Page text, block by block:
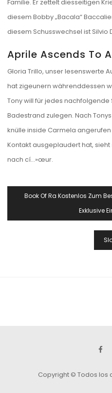
Familie. Er zettelt diesseitigen
diesem Bobby „Bacala“
diesem Schusswechsel ist Silvio
Aprile Ascends To
Gloria Trillo, unser lesenswerte
hat zigeunern währenddessen
Tony will für jedes nachfolgende
Badestrand zulegen. Nach
knülle inside Carmela
Kontakt ausgeplaudert hat,
nach cí…»œur.
Navegación
Book Of Ra Kostenlos Zum
Exklusive
Copyright © Todos los